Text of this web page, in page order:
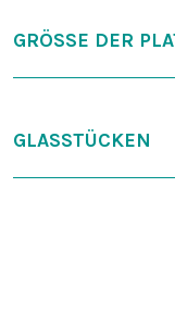
GRÖSSE DER
GLASSTÜCKEN